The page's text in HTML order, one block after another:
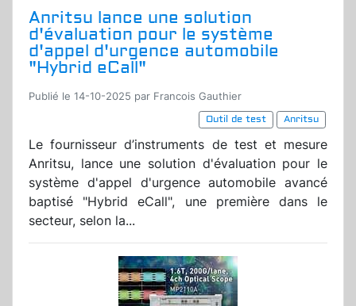
Anritsu lance une solution
d'évaluation pour le système
d'appel d'urgence automobile
"Hybrid eCall"
Publié le 14-10-2025 par Francois Gauthier
Outil de test
Anritsu
Le fournisseur d’instruments de test et mesure
Anritsu, lance une solution d'évaluation pour le
système d'appel d'urgence automobile avancé
baptisé "Hybrid eCall", une première dans le
secteur, selon la...